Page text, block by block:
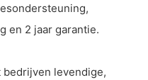
en 2 jaar garantie.
bedrijven levendige,